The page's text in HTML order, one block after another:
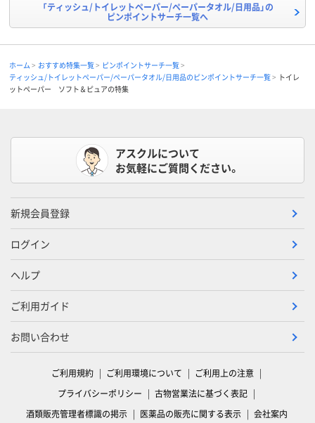
「ティッシュ/トイレットペーパー/ペーパータオル/日用品」の
ピンポイントサーチ一覧へ
ホーム おすすめ特集一覧
ピンポイントサーチ一覧
ティッシュ/トイレットペーパー/ペーパータオル/日用品のピンポイントサーチ一覧
トイレ
ットペーパー ソフト＆ピュアの特集
アスクルについて
お気軽にご質問ください。
新規会員登録
ログイン
ヘルプ
ご利用ガイド
お問い合わせ
ご利用規約 ご利用環境について
ご利用上の注意
プライバシーポリシー
古物営業法に基づく表記
酒類販売管理者標識の掲示
医薬品の販売に関する表示 会社案内